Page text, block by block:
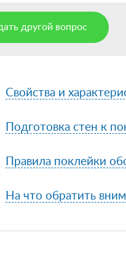
другой вопрос
Свойства и
Подготовка стен к
Правила поклейки
На что обратить